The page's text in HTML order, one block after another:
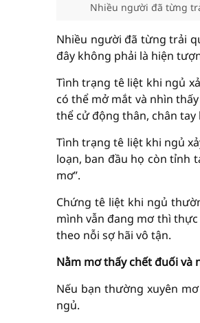
Nhiều người đã từng
Nhiều người đã từng trải
đây không phải là hiện
Tình trạng tê liệt khi ngủ
có thể mở mắt và nhìn
thể cử động thân, chân
Tình trạng tê liệt khi ngủ
loạn, ban đầu họ còn tỉnh
mơ”.
Chứng tê liệt khi ngủ
mình vẫn đang mơ thì
theo nỗi sợ hãi vô tận.
Nằm mơ thấy chết đuối và
Nếu bạn thường xuyên
ngủ.